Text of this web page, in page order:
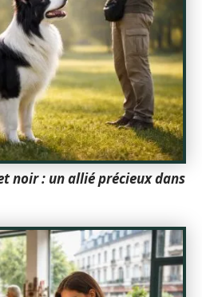
noir : un allié précieux dans